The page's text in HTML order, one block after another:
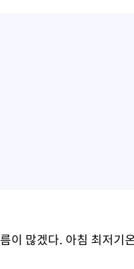
이 많겠다. 아침 최저기